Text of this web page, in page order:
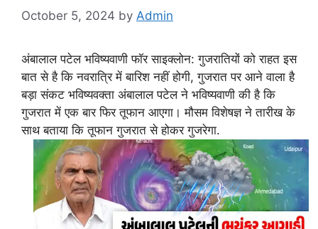
October 5, 2024 by Admin
अंबालाल पटेल भविष्यवाणी फॉर साइक्लोन: गुजरातियों को राहत इस
बात से है कि नवरात्रि में बारिश नहीं होगी, गुजरात पर आने वाला है
बड़ा संकट भविष्यवक्ता अंबालाल पटेल ने भविष्यवाणी की है कि
गुजरात में एक बार फिर तूफान आएगा। मौसम विशेषज्ञ ने तारीख के
साथ बताया कि तूफान गुजरात से होकर गुजरेगा.